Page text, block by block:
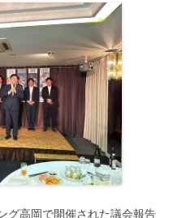
高岡で開催された議会報告